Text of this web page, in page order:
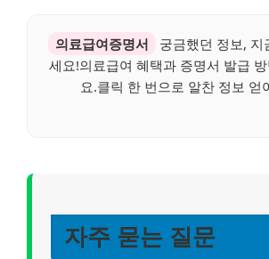
의료급여증명서
궁금했던 정보, 지
세요!의료급여 혜택과 증명서 발급
요.클릭 한 번으로 알찬 정보 얻
자주 묻는 질문